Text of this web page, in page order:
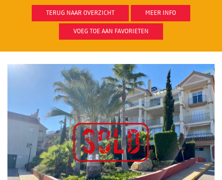
TERUG NAAR OVERZICHT MEER INFO
VOEG TOE AAN FAVORIETEN